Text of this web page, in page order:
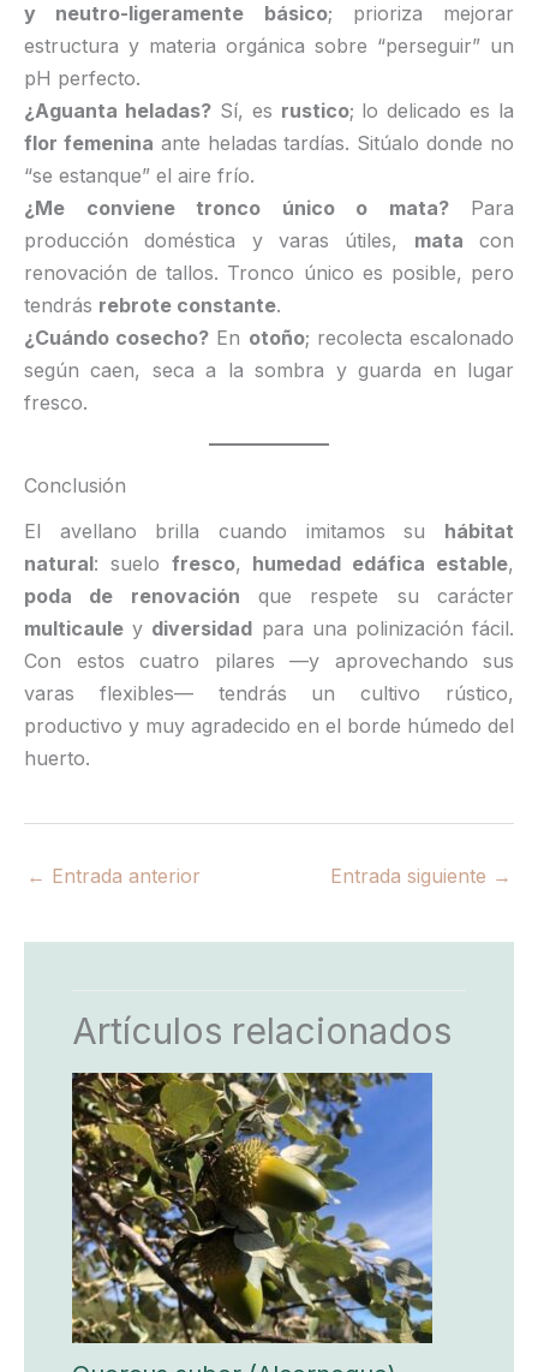
y neutro-ligeramente básico; prioriza mejorar
estructura y materia orgánica sobre “perseguir” un
pH perfecto.
¿Aguanta heladas?Sí, es rustico; lo delicado es la
flor femenina ante heladas tardías. Sitúalo donde no
“se estanque” el aire frío.
¿Me conviene tronco único o mata?Para
producción doméstica y varas útiles, mata con
renovación de tallos. Tronco único es posible, pero
tendrás rebrote constante.
¿Cuándo cosecho? En otoño; recolecta escalonado
según caen, seca a la sombra y guarda en lugar
fresco.
Conclusión
El avellano brilla cuando imitamos su hábitat
natural: suelo fresco, humedad edáfica estable,
poda de renovación que respete su carácter
multicaule y diversidad para una polinización fácil.
Con estos cuatro pilares —y aprovechando sus
varas flexibles— tendrás un cultivo rústico,
productivo y muy agradecido en el borde húmedo del
huerto.
← Entrada anterior Entrada siguiente →
Artículos relacionados